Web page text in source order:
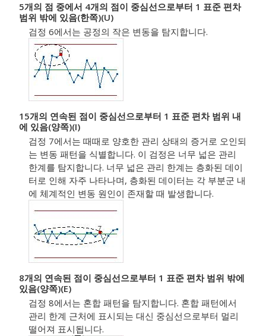
5개의 점 중에서 4개의 점이 중심선으로부터 1 표준 편차
범위 밖에 있음(한쪽)(U)
검정 6에서는 공정의 작은 변동을 탐지합니다.
15개의 연속된 점이 중심선으로부터 1 표준 편차 범위 내
에 있음(양쪽)(I)
검정 7에서는 때때로 양호한 관리 상태의 증거로 오인되
는 변동 패턴을 식별합니다. 이 검정은 너무 넓은 관리
한계를 탐지합니다. 너무 넓은 관리 한계는 층화된 데이
터로 인해 자주 나타나며, 층화된 데이터는 각 부분군 내
에 체계적인 변동 원인이 존재할 때 발생합니다.
8개의 연속된 점이 중심선으로부터 1 표준 편차 범위 밖에
있음(양쪽)(E)
검정 8에서는 혼합 패턴을 탐지합니다. 혼합 패턴에서
관리 한계 근처에 표시되는 대신 중심선으로부터 멀리
떨어져 표시됩니다.